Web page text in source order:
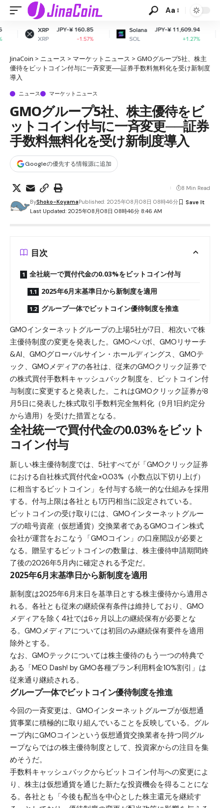
Aa
JPY-¥ 160.85
-1.57%
Solana
SOL
JPY-¥ 11,609.94
+1.27%
Dogecoin
DOGE
JinaCoin > ニュース > マーケットニュース > GMOグループ5社、株主
優待をビットコイン付与に一斉変更──証券手数料無料化を受け新制度
導入
ニュース マーケットニュース
GMOグループ5社、株主優待をビ
ットコイン付与に一斉変更──証券
手数料無料化を受け新制度導入
Googleの優先する情報源に追加
Last Updated: 2025年08月08日 08時46分 8:46 AM
ByShoko-KoyamaPublished: 2025年08月08日 08時46分
8 Min Read
目次
全社統一で買付代金の0.03%をビットコイン付与
2025年6月末基準日から新制度を適用
グループ一体でビットコイン優待制度を推進
GMOインターネットグループの上場5社が7日、相次いで株
主優待制度の変更を発表した。GMOペパボ、GMOリサーチ
&AI、GMOグローバルサイン・ホールディングス、GMOテ
ック、GMOメディアの各社は、従来のGMOクリック証券で
の株式買付手数料キャッシュバック制度を、 ビットコイン付
与制度に変更すると発表した。これはGMOクリック証券が8
月5日に発表した株式取引手数料完全無料化（9月1日約定分
から適用）を受けた措置となる。
全社統一で買付代金の0.03%をビット
コイン付与
新しい株主優待制度では、5社すべてが「GMOクリック証券
における自社株式買付代金×0.03%（小数点以下切り上げ）
に相当するビットコイン」を付与する統一的な仕組みを採用
する。付与上限は各社とも1万円相当に設定されている。
ビットコインの受け取りには、GMOインターネットグルー
プの暗号資産（仮想通貨）交換業者であるGMOコイン株式
会社が運営をおこなう「GMOコイン」の口座開設が必要と
なる。贈呈するビットコインの数量は、株主優待申請期間終
了後の2026年5月内に確定される予定だ。
2025年6月末基準日から新制度を適用
新制度は2025年6月末日を基準日とする株主優待から適用さ
れる。各社とも従来の継続保有条件は維持しており、GMO
メディアを除く4社では6ヶ月以上の継続保有が必要とな
る。GMOメディアについては初回のみ継続保有要件を適用
除外とする。
なお、GMOテックについては株主優待のもう一つの特典で
ある「MEO Dash! by GMO各種プラン利用料金10%割引」は
従来通り継続される。
グループ一体でビットコイン優待制度を推進
今回の一斉変更は、GMOインターネットグループが仮想通
貨事業に積極的に取り組んでいることを反映している。グル
ープ内にGMOコインという仮想通貨交換業者を持つ同グル
ープならではの株主優待制度として、投資家からの注目を集
めそうだ。
手数料キャッシュバックからビットコイン付与への変更によ
り、株主は仮想通貨を通じた新たな投資機会を得ることにな
る。各社とも「今後も配当を中心とした株主還元を継続す